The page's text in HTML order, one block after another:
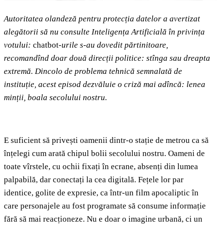
Autoritatea olandeză pentru protecția datelor a avertizat
alegătorii să nu consulte Inteligența Artificială în privința
votului: chatbot-urile s-au dovedit părtinitoare,
recomandînd doar două direcții politice: stînga sau dreapta
extremă. Dincolo de problema tehnică semnalată de
instituție, acest episod dezvăluie o criză mai adîncă: lenea
minții, boala secolului nostru.
E suficient să privești oamenii dintr-o stație de metrou ca să
înțelegi cum arată chipul bolii secolului nostru. Oameni de
toate vîrstele, cu ochii fixați în ecrane, absenți din lumea
palpabilă, dar conectați la cea digitală. Fețele lor par
identice, golite de expresie, ca într-un film apocaliptic în
care personajele au fost programate să consume informație
fără să mai reacționeze. Nu e doar o imagine urbană, ci un